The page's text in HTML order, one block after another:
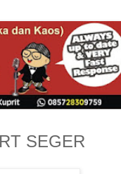
SEGER